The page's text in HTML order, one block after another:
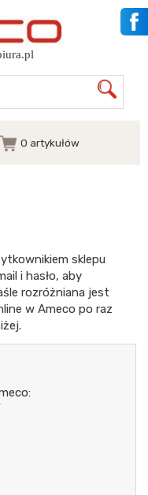
0 artykułów
sklepu
i hasło, aby
rozróżniana jest
w Ameco po raz